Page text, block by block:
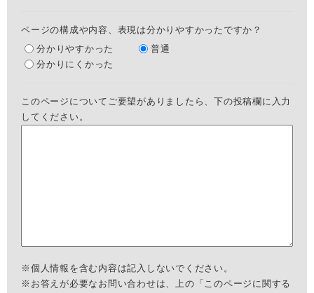
ページの構成や内容、表現は分かりやすかったですか？
分かりやすかった
普通
分かりにくかった
このページについてご要望がありましたら、下の投稿欄に入力
してください。
※個人情報を含む内容は記入しないでください。
※お答えが必要なお問い合わせは、上の「このページに関する